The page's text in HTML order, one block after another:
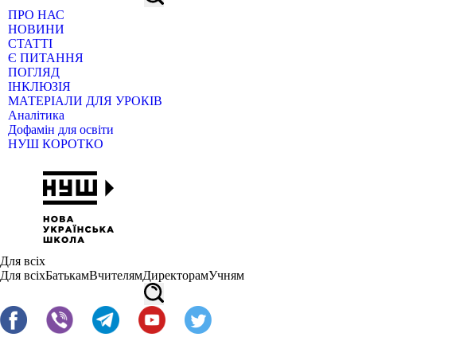
ПРО НАС
НОВИНИ
СТАТТІ
Є ПИТАННЯ
ПОГЛЯД
ІНКЛЮЗІЯ
МАТЕРІАЛИ ДЛЯ УРОКІВ
Аналітика
Дофамін для освіти
НУШ КОРОТКО
Для всіх
Для всіхБатькамВчителямДиректорамУчням